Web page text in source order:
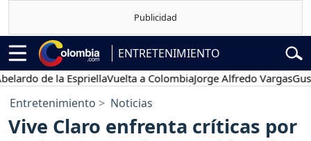
ENTRETENIMIENTO
de la EspriellaVuelta a ColombiaJorge Alfredo VargasGustavo
Entretenimiento Noticias
Vive Claro enfrenta críticas por